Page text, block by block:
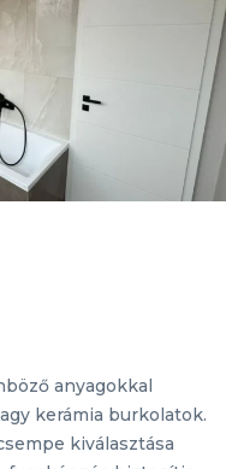
anyagokkal
kerámia burkolatok.
kiválasztása